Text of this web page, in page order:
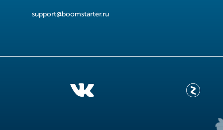
support@boomstarter.ru